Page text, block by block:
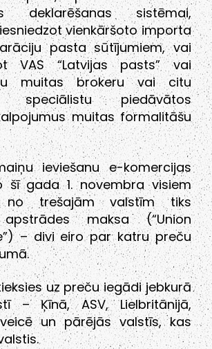
deklarēšanas sistēmai,
vienkāršoto importa
pasta sūtījumiem, vai
VAS “Latvijas pasts” vai
muitas brokeru vai citu
speciālistu piedāvātos
muitas formalitāšu
ieviešanu e-komercijas
šī gada 1. novembra visiem
no trešajām valstīm tiks
maksa (“Union
– divi eiro par katru preču
uz preču iegādi jebkurā
– Ķīnā, ASV, Lielbritānijā,
un pārējās valstīs, kas